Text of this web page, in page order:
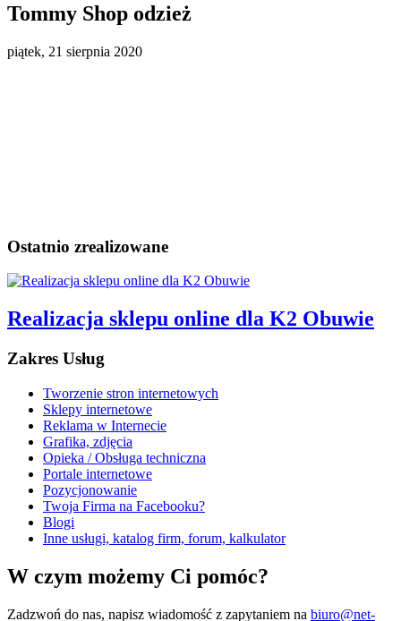
Tommy Shop odzież
piątek, 21 sierpnia 2020
Ostatnio zrealizowane
Realizacja sklepu online dla K2 Obuwie
Zakres Usług
Tworzenie stron internetowych
Sklepy internetowe
Reklama w Internecie
Grafika, zdjęcia
Opieka / Obsługa techniczna
Portale internetowe
Pozycjonowanie
Twoja Firma na Facebooku?
Blogi
Inne usługi, katalog firm, forum, kalkulator
W czym możemy Ci pomóc?
Zadzwoń do nas, napisz wiadomość z zapytaniem na biuro@net-